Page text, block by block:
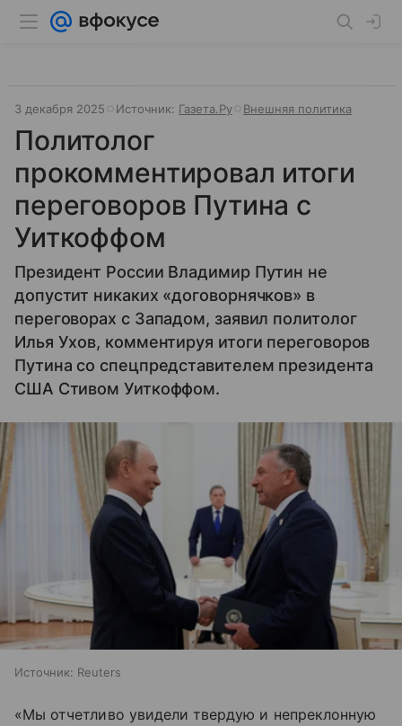
3 декабря 2025 Источник: Газета.Ру Внешняя политика
Политолог
прокомментировал итоги
переговоров Путина с
Уиткоффом
Президент России Владимир Путин не
допустит никаких «договорнячков» в
переговорах с Западом, заявил политолог
Илья Ухов, комментируя итоги переговоров
Путина со спецпредставителем президента
США Стивом Уиткоффом.
Источник: Reuters
«Мы отчетливо увидели твердую и непреклонную